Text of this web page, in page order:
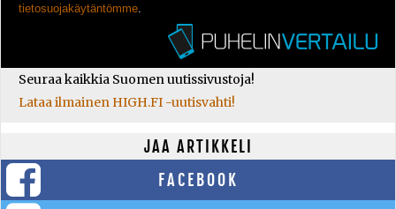
tietosuojakäytäntömme
Seuraa kaikkia Suomen uutissivustoja!
Lataa ilmainen HIGH.FI -uutisvahti!
JAA ARTIKKELI
FACEBOOK